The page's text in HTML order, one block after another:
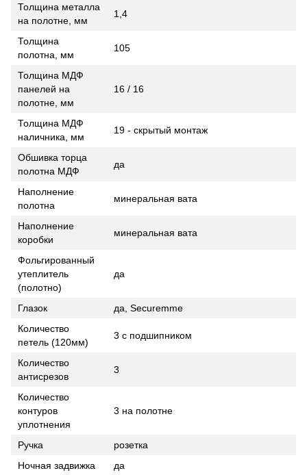
Толщина металла
на полотне, мм
1,4
Толщина
полотна, мм
105
Толщина МДФ
панелей на
полотне, мм
16 / 16
Толщина МДФ
наличника, мм
19 - скрытый монтаж
Обшивка торца
полотна МДФ
да
Наполнение
полотна
минеральная вата
Наполнение
коробки
минеральная вата
Фольгированный
утеплитель
(полотно)
да
Глазок
да, Securemme
Количество
петель (120мм)
3 с подшипником
Количество
антисрезов
3
Количество
контуров
уплотнения
3 на полотне
Ручка
розетка
Ночная задвижка
да